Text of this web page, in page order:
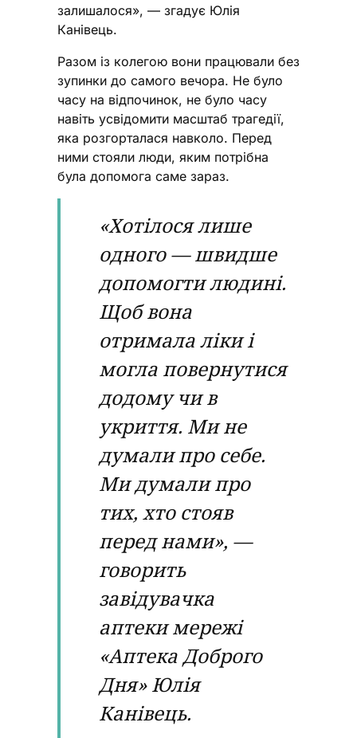
залишалося», — згадує Юлія
Канівець.
Разом із колегою вони працювали без
зупинки до самого вечора. Не було
часу на відпочинок, не було часу
навіть усвідомити масштаб трагедії,
яка розгорталася навколо. Перед
ними стояли люди, яким потрібна
була допомога саме зараз.
«Хотілося лише
одного — швидше
допомогти людині.
Щоб вона
отримала ліки і
могла повернутися
додому чи в
укриття. Ми не
думали про себе.
Ми думали про
тих, хто стояв
перед нами», —
говорить
завідувачка
аптеки мережі
«Аптека Доброго
Дня» Юлія
Канівець.